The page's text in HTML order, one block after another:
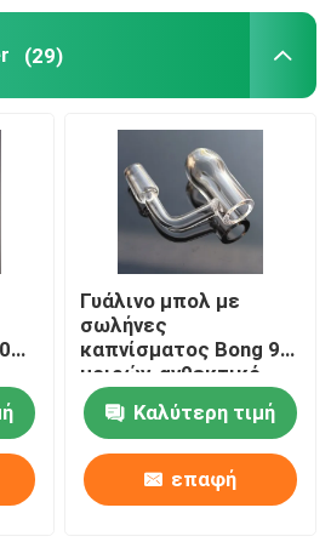
(29)
Γυάλινο μπολ με
σωλήνες
καπνίσματος Bong 90
μοιρών, ανθεκτικό
στη θερμότητα
Καλύτερη τιμή
επαφή